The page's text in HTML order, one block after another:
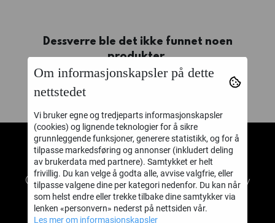
Dessverre ble det ikke funnet noen
produkter.
TABLETOPBATTLE AS
© 2026 TABLETOPBATTLE AS - Powered by
Mystore.no
Om informasjonskapsler på dette
nettstedet
Vi bruker egne og tredjeparts informasjonskapsler
(cookies) og lignende teknologier for å sikre
grunnleggende funksjoner, generere statistikk, og for å
tilpasse markedsføring og annonser (inkludert deling
av brukerdata med partnere). Samtykket er helt
frivillig. Du kan velge å godta alle, avvise valgfrie, eller
tilpasse valgene dine per kategori nedenfor. Du kan når
som helst endre eller trekke tilbake dine samtykker via
lenken «personvern» nederst på nettsiden vår.
Les mer om informasjonskapsler